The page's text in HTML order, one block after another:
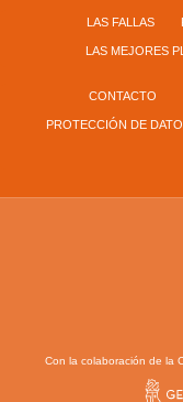
LAS FALLAS
LAS MEJORES
CONTACTO
PROTECCIÓN DE
Con la colaboración de la